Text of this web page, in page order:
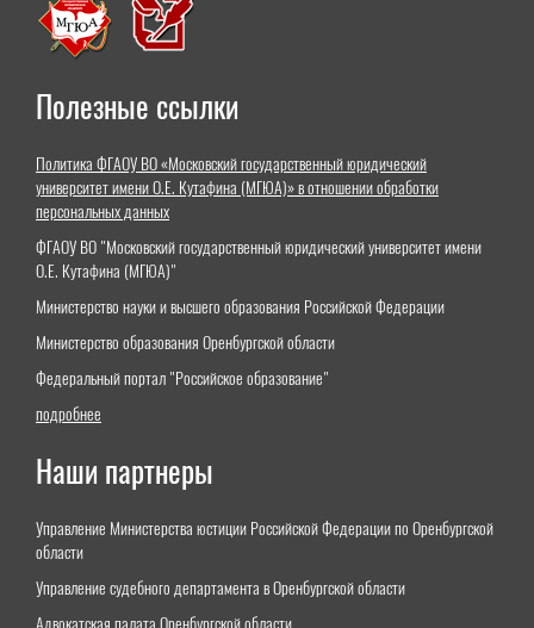
Полезные ссылки
Политика ФГАОУ ВО «Московский государственный юридический
университет имени О.Е. Кутафина (МГЮА)» в отношении обработки
персональных данных
ФГАОУ ВО "Московский государственный юридический университет имени
О.Е. Кутафина (МГЮА)"
Министерство науки и высшего образования Российской Федерации
Министерство образования Оренбургской области
Федеральный портал "Российское образование"
подробнее
Наши партнеры
Управление Министерства юстиции Российской Федерации по Оренбургской
области
Управление судебного департамента в Оренбургской области